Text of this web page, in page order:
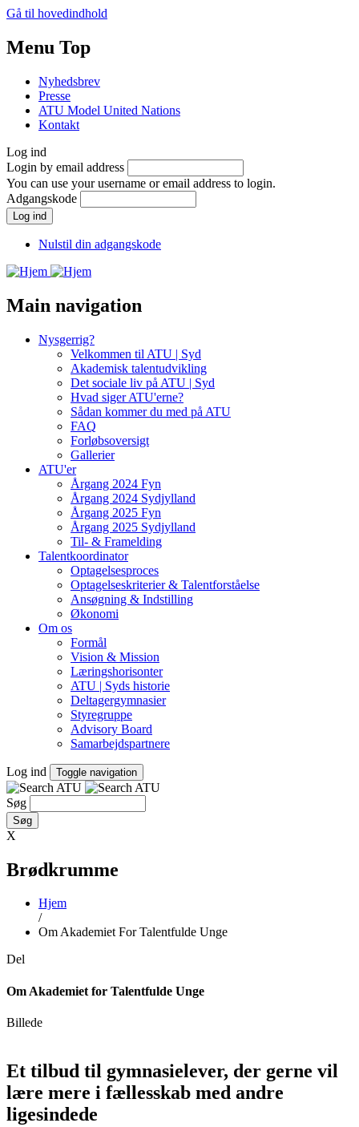
Gå til hovedindhold
Menu Top
Nyhedsbrev
Presse
ATU Model United Nations
Kontakt
Log ind
Login by email address
You can use your username or email address to login.
Adgangskode
Nulstil din adgangskode
Main navigation
Nysgerrig?
Velkommen til ATU | Syd
Akademisk talentudvikling
Det sociale liv på ATU | Syd
Hvad siger ATU'erne?
Sådan kommer du med på ATU
FAQ
Forløbsoversigt
Gallerier
ATU'er
Årgang 2024 Fyn
Årgang 2024 Sydjylland
Årgang 2025 Fyn
Årgang 2025 Sydjylland
Til- & Framelding
Talentkoordinator
Optagelsesproces
Optagelseskriterier & Talentforståelse
Ansøgning & Indstilling
Økonomi
Om os
Formål
Vision & Mission
Læringshorisonter
ATU | Syds historie
Deltagergymnasier
Styregruppe
Advisory Board
Samarbejdspartnere
Log ind Toggle navigation
Søg
X
Brødkrumme
Hjem
/
Om Akademiet For Talentfulde Unge
Del
Om Akademiet for Talentfulde Unge
Billede
Et tilbud til gymnasielever, der gerne vil
lære mere i fællesskab med andre
ligesindede